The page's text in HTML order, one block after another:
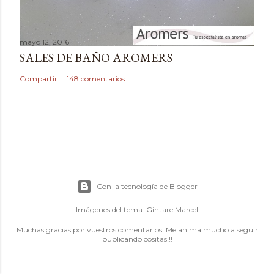
mayo 12, 2016
SALES DE BAÑO AROMERS
Compartir 148 comentarios
Con la tecnología de Blogger
Imágenes del tema: Gintare Marcel
Muchas gracias por vuestros comentarios! Me anima mucho a seguir
publicando cositas!!!